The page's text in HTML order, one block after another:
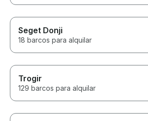
Seget Donji
18 barcos para alquilar
Trogir
129 barcos para alquilar